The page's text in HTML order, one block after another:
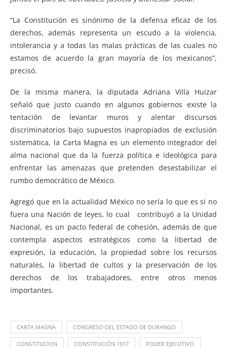
“La Constitución es sinónimo de la defensa eficaz de los
derechos, además representa un escudo a la violencia,
intolerancia y a todas las malas prácticas de las cuales no
estamos de acuerdo la gran mayoría de los mexicanos”,
precisó.
De la misma manera, la diputada Adriana Villa Huizar
señaló que justo cuando en algunos gobiernos existe la
tentación de levantar muros y alentar discursos
discriminatorios bajo supuestos inapropiados de exclusión
sistemática, la Carta Magna es un elemento integrador del
alma nacional que da la fuerza política e ideológica para
enfrentar las amenazas que pretenden desestabilizar el
rumbo democrático de México.
Agregó que en la actualidad México no sería lo que es si no
fuera una Nación de leyes, lo cual contribuyó a la Unidad
Nacional, es un pacto federal de cohesión, además de que
contempla aspectos estratégicos como la libertad de
expresión, la educación, la propiedad sobre los recursos
naturales, la libertad de cultos y la preservación de los
derechos de los trabajadores, entre otros menos
importantes.
CARTA MAGNA CONGRESO DEL ESTADO DE DURANGO
CONSTITUCION CONSTITUCIÓN 1917 PODER EJECUTIVO